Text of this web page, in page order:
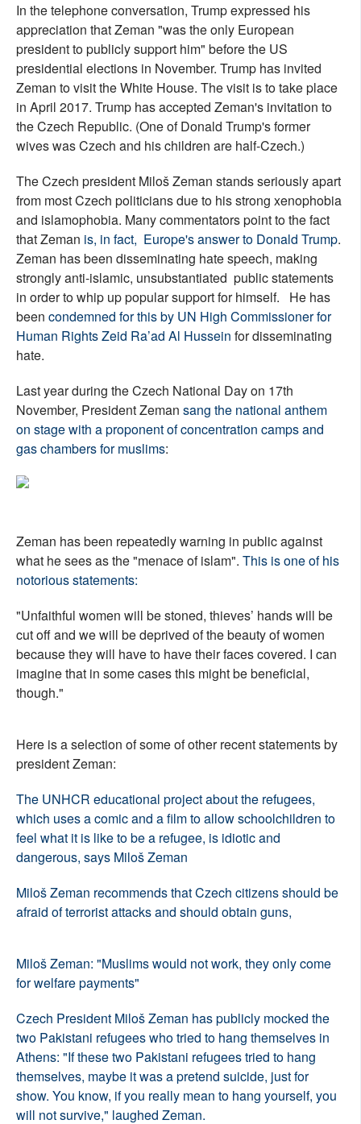
In the telephone conversation, Trump expressed his
appreciation that Zeman "was the only European
president to publicly support him" before the US
presidential elections in November. Trump has invited
Zeman to visit the White House. The visit is to take place
in April 2017. Trump has accepted Zeman's invitation to
the Czech Republic. (One of Donald Trump's former
wives was Czech and his children are half-Czech.)
The Czech president Miloš Zeman stands seriously apart
from most Czech politicians due to his strong xenophobia
and islamophobia. Many commentators point to the fact
that Zeman is, in fact, Europe's answer to Donald Trump.
Zeman has been disseminating hate speech, making
strongly anti-islamic, unsubstantiated public statements
in order to whip up popular support for himself. He has
been condemned for this by UN High Commissioner for
Human Rights Zeid Ra’ad Al Hussein for disseminating
hate.
Last year during the Czech National Day on 17th
November, President Zeman sang the national anthem
on stage with a proponent of concentration camps and
gas chambers for muslims:
Zeman has been repeatedly warning in public against
what he sees as the "menace of islam". This is one of his
notorious statements:
"Unfaithful women will be stoned, thieves’ hands will be
cut off and we will be deprived of the beauty of women
because they will have to have their faces covered. I can
imagine that in some cases this might be beneficial,
though."
Here is a selection of some of other recent statements by
president Zeman:
The UNHCR educational project about the refugees,
which uses a comic and a film to allow schoolchildren to
feel what it is like to be a refugee, is idiotic and
dangerous, says Miloš Zeman
Miloš Zeman recommends that Czech citizens should be
afraid of terrorist attacks and should obtain guns,
Miloš Zeman: "Muslims would not work, they only come
for welfare payments"
Czech President Miloš Zeman has publicly mocked the
two Pakistani refugees who tried to hang themselves in
Athens: "If these two Pakistani refugees tried to hang
themselves, maybe it was a pretend suicide, just for
show. You know, if you really mean to hang yourself, you
will not survive," laughed Zeman.